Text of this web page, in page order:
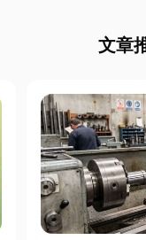
文章